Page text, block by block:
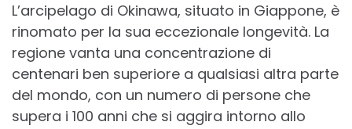
L’arcipelago di Okinawa, situato in Giappone, è
rinomato per la sua eccezionale longevità. La
regione vanta una concentrazione di
centenari ben superiore a qualsiasi altra parte
del mondo, con un numero di persone che
supera i 100 anni che si aggira intorno allo